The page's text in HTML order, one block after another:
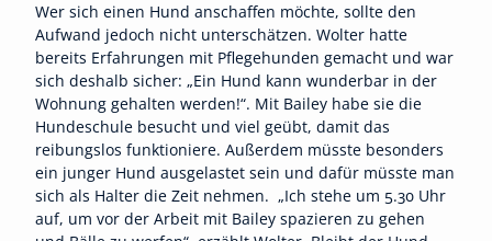
Wer sich einen Hund anschaffen möchte, sollte den
Aufwand jedoch nicht unterschätzen. Wolter hatte
bereits Erfahrungen mit Pflegehunden gemacht und war
sich deshalb sicher: „Ein Hund kann wunderbar in der
Wohnung gehalten werden!“. Mit Bailey habe sie die
Hundeschule besucht und viel geübt, damit das
reibungslos funktioniere. Außerdem müsste besonders
ein junger Hund ausgelastet sein und dafür müsste man
sich als Halter die Zeit nehmen. „Ich stehe um 5.30 Uhr
auf, um vor der Arbeit mit Bailey spazieren zu gehen